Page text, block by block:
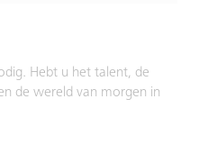
Hebt u het talent, de
de wereld van morgen in